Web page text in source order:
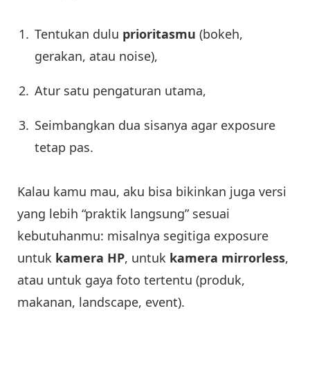
Tentukan dulu prioritasmu (bokeh,
gerakan, atau noise),
Atur satu pengaturan utama,
Seimbangkan dua sisanya agar exposure
tetap pas.
Kalau kamu mau, aku bisa bikinkan juga versi
yang lebih “praktik langsung” sesuai
kebutuhanmu: misalnya segitiga exposure
untuk kamera HP, untuk kamera mirrorless,
atau untuk gaya foto tertentu (produk,
makanan, landscape, event).